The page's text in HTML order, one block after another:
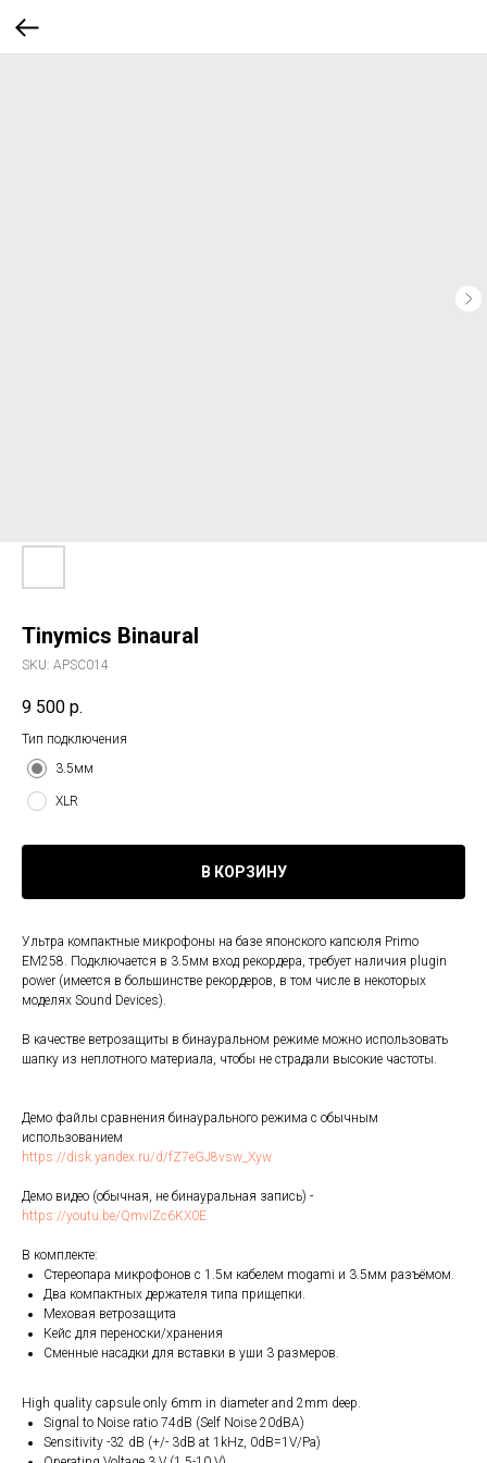
Tinymics Binaural
SKU: APSC014
9 500 р.
Тип подключения
3.5мм
XLR
В КОРЗИНУ
Ультра компактные микрофоны на базе японского капсюля Primo
EM258. Подключается в 3.5мм вход рекордера, требует наличия plugin
power (имеется в большинстве рекордеров, в том числе в некоторых
моделях Sound Devices).
В качестве ветрозащиты в бинауральном режиме можно использовать
шапку из неплотного материала, чтобы не страдали высокие частоты.
Демо файлы сравнения бинаурального режима с обычным
использованием
https://disk.yandex.ru/d/fZ7eGJ8vsw_Xyw
Демо видео (обычная, не бинауральная запись) -
https://youtu.be/QmvIZc6KX0E
В комплекте:
Стереопара микрофонов с 1.5м кабелем mogami и 3.5мм разъёмом.
Два компактных держателя типа прищепки.
Меховая ветрозащита
Кейс для переноски/хранения
Сменные насадки для вставки в уши 3 размеров.
High quality capsule only 6mm in diameter and 2mm deep.
Signal to Noise ratio 74dB (Self Noise 20dBA)
Sensitivity -32 dB (+/- 3dB at 1kHz, 0dB=1V/Pa)